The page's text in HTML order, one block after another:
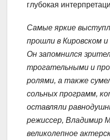
глубокая
Самые яркие
прошли в Кировском
Он запомнился
трогательными и
ролями, а также
сольных программ,
оставляли
режиссер, Владимир
великолепное